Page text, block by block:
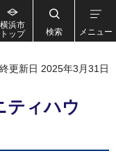
横浜市
トップ
検索 メニュー
更新日 2025年3月31日
ティハウ